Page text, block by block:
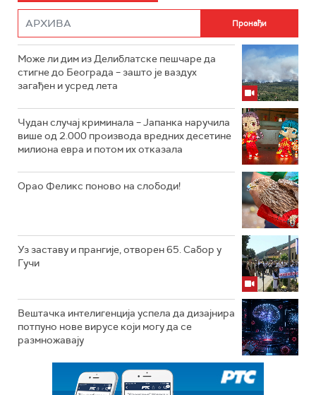
Може ли дим из Делиблатске пешчаре да
стигне до Београда – зашто је ваздух
загађен и усред лета
Чудан случај криминала – Јапанка наручила
више од 2.000 производа вредних десетине
милиона евра и потом их отказала
Орао Феликс поново на слободи!
Уз заставу и прангије, отворен 65. Сабор у
Гучи
Вештачка интелигенција успела да дизајнира
потпуно нове вирусе који могу да се
размножавају